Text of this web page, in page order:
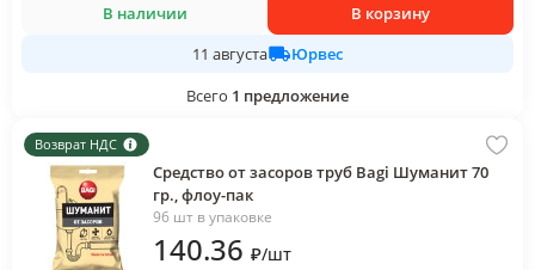
В наличии
В корзину
11 августа
Юрвес
Всего 1 предложение
Возврат НДС
Средство от засоров труб Bagi Шуманит 70
гр., флоу-пак
96 шт в упаковке
140.36 ₽/шт